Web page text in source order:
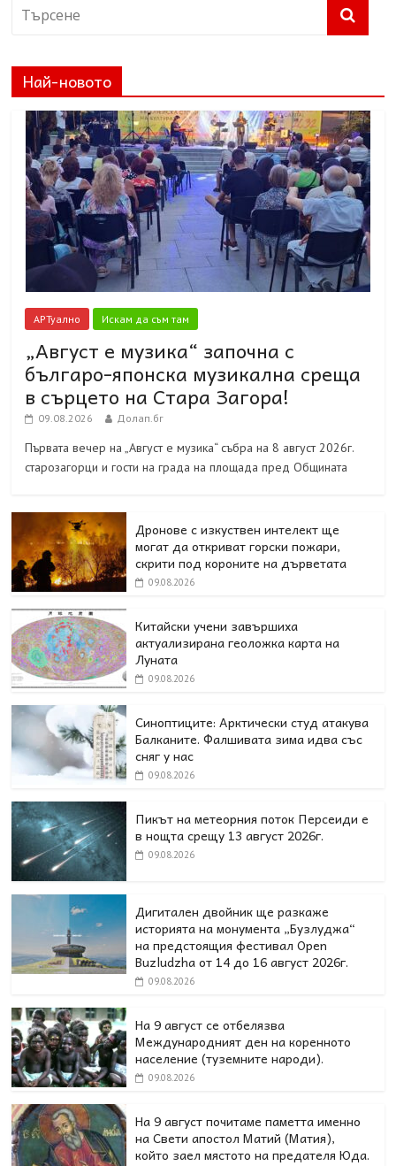
Най-новото
АРТуално Искам да съм там
„Август е музика“ започна с
българо-японска музикална среща
в сърцето на Стара Загора!
09.08.2026 Долап.бг
Първата вечер на „Август е музика“ събра на 8 август 2026г.
старозагорци и гости на града на площада пред Общината
Дронове с изкуствен интелект ще
могат да откриват горски пожари,
скрити под короните на дърветата
09.08.2026
Китайски учени завършиха
актуализирана геоложка карта на
Луната
09.08.2026
Синоптиците: Арктически студ атакува
Балканите. Фалшивата зима идва със
сняг у нас
09.08.2026
Пикът на метеорния поток Персеиди е
в нощта срещу 13 август 2026г.
09.08.2026
Дигитален двойник ще разкаже
историята на монумента „Бузлуджа“
на предстоящия фестивал Open
Buzludzha от 14 до 16 август 2026г.
09.08.2026
На 9 август се отбелязва
Международният ден на коренното
население (туземните народи).
09.08.2026
На 9 август почитаме паметта именно
на Свети апостол Матий (Матия),
който заел мястото на предателя Юда.